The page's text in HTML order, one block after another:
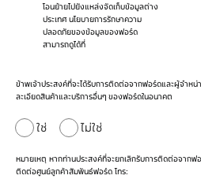
โอนย้ายไปยังแหล่งจัดเก็บข้อมูลต่าง
ประเทศ นโยบายการรักษาความ
ปลอดภัยของข้อมูลของฟอร์ด
สามารถดูได้ที่
ข้าพเจ้าประสงค์ที่จะได้รับการติดต่อจากฟอร์ดและผู้จำหน่
ละเอียดสินค้าและบริการอื่นๆ ของฟอร์ดในอนาคต
ใช่ ไม่ใช่
หมายเหตุ หากท่านประสงค์ที่จะยกเลิกรับการติดต่อจากฟ
ติดต่อศูนย์ลูกค้าสัมพันธ์ฟอร์ด โทร: